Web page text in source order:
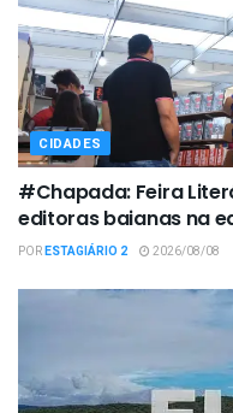
CIDADES
#Chapada: Feira
editoras baianas na
PORESTAGIÁRIO 2 2026/08/08